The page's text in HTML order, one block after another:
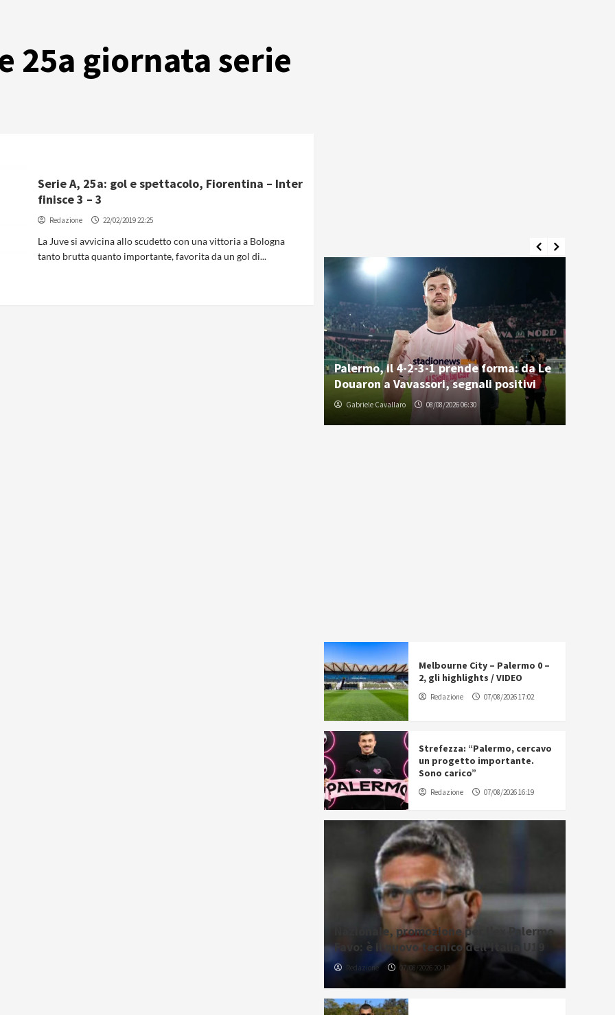
25a giornata serie
Serie A, 25a: gol e spettacolo, Fiorentina – Inter
finisce 3 – 3
Redazione 22/02/2019 22:25
La Juve si avvicina allo scudetto con una vittoria a Bologna
tanto brutta quanto importante, favorita da un gol di...
Palermo, il 4-2-3-1 prende forma: da Le
Douaron a Vavassori, segnali positivi
Gabriele Cavallaro 08/08/2026 06:30
Melbourne City – Palermo 0 –
2, gli highlights / VIDEO
Redazione 07/08/2026 17:02
Strefezza: “Palermo, cercavo
un progetto importante.
Sono carico”
Redazione 07/08/2026 16:19
Nazionale, promozione per l’ex Palermo
Favo: è il nuovo tecnico dell’Italia U19
Redazione 07/08/2026 20:12